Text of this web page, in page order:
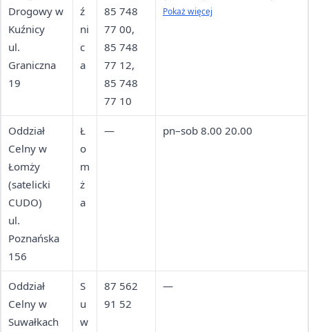
Drogowy w
Kuźnicy
ul.
Graniczna
19
ź
ni
c
a
85 748
77 00,
85 748
77 12,
85 748
77 10
odwołania; fax 85 748 77 90
Pokaż więcej
Oddział
Celny w
Łomży
(satelicki
CUDO)
ul.
Poznańska
156
Ł
o
m
ż
a
— pn–sob 8.00 20.00
Oddział
Celny w
Suwałkach
S
u
w
87 562
91 52
—